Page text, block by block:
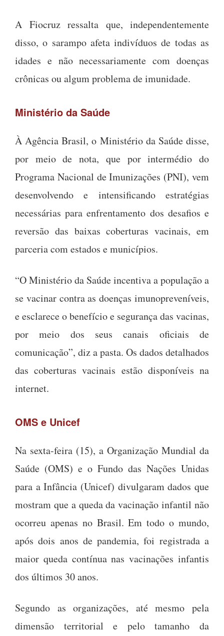
A Fiocruz ressalta que, independentemente
disso, o sarampo afeta indivíduos de todas as
idades e não necessariamente com doenças
crônicas ou algum problema de imunidade.
Ministério da Saúde
À Agência Brasil, o Ministério da Saúde disse,
por meio de nota, que por intermédio do
Programa Nacional de Imunizações (PNI), vem
desenvolvendo e intensificando estratégias
necessárias para enfrentamento dos desafios e
reversão das baixas coberturas vacinais, em
parceria com estados e municípios.
“O Ministério da Saúde incentiva a população a
se vacinar contra as doenças imunopreveníveis,
e esclarece o benefício e segurança das vacinas,
por meio dos seus canais oficiais de
comunicação”, diz a pasta. Os dados detalhados
das coberturas vacinais estão disponíveis na
internet.
OMS e Unicef
Na sexta-feira (15), a Organização Mundial da
Saúde (OMS) e o Fundo das Nações Unidas
para a Infância (Unicef) divulgaram dados que
mostram que a queda da vacinação infantil não
ocorreu apenas no Brasil. Em todo o mundo,
após dois anos de pandemia, foi registrada a
maior queda contínua nas vacinações infantis
dos últimos 30 anos.
Segundo as organizações, até mesmo pela
dimensão territorial e pelo tamanho da